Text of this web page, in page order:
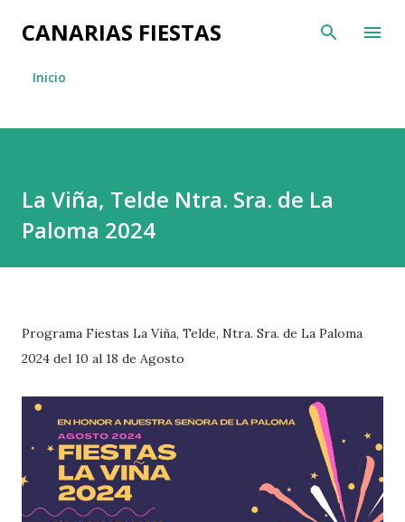
Ir al contenido principal
CANARIAS FIESTAS
Inicio
La Viña, Telde Ntra. Sra. de La
Paloma 2024
Programa Fiestas La Viña, Telde, Ntra. Sra. de La Paloma
2024 del 10 al 18 de Agosto